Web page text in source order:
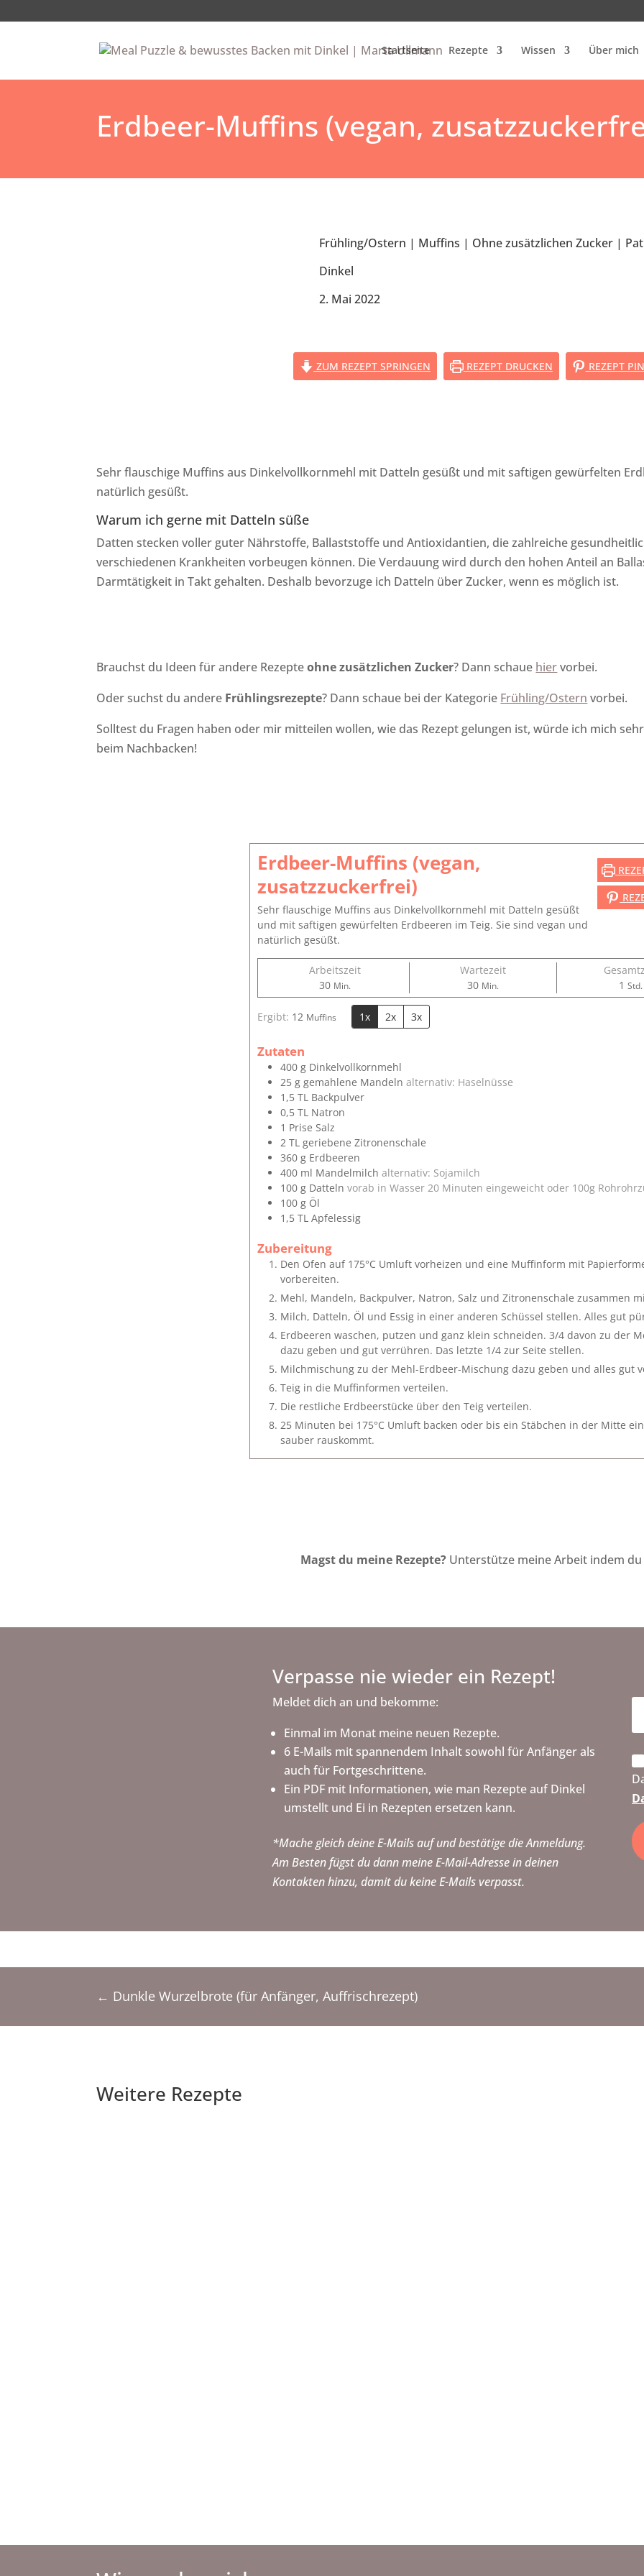
Startseite Rezepte Wissen Über mich
Erdbeer-Muffins (vegan,
Frühling/Ostern | Muffins | Ohne zusätzlichen Zucker |
Dinkel
2. Mai 2022
ZUM REZEPT SPRINGEN REZEPT DRUCKEN REZEPT
Sehr flauschige Muffins aus Dinkelvollkornmehl mit Datteln gesüßt und mit saftigen gewürfelten
natürlich gesüßt.
Warum ich gerne mit Datteln süße
Datten stecken voller guter Nährstoffe, Ballaststoffe und Antioxidantien, die zahlreiche
verschiedenen Krankheiten vorbeugen können. Die Verdauung wird durch den hohen Anteil an
Darmtätigkeit in Takt gehalten. Deshalb bevorzuge ich Datteln über Zucker, wenn es möglich ist.
Brauchst du Ideen für andere Rezepteohne zusätzlichen Zucker? Dann schaue hiervorbei.
Oder suchst du andere Frühlingsrezepte? Dann schaue bei der Kategorie Frühling/Ostern vorbei.
Solltest du Fragen haben oder mir mitteilen wollen, wie das Rezept gelungen ist, würde ich mich
beim Nachbacken!
Erdbeer-Muffins (vegan,
zusatzzuckerfrei)
Sehr flauschige Muffins aus Dinkelvollkornmehl mit Datteln gesüßt
und mit saftigen gewürfelten Erdbeeren im Teig. Sie sind vegan und
natürlich gesüßt.
Arbeitszeit
30Minuten
Min.
Wartezeit
30Minuten
Min.
1 Std.
Ergibt: 12 Muffins 1x 2x 3x
Zutaten
400 g Dinkelvollkornmehl
25 g gemahlene Mandeln alternativ: Haselnüsse
1,5 TL Backpulver
0,5 TL Natron
1 Prise Salz
2 TL geriebene Zitronenschale
360 g Erdbeeren
400 ml Mandelmilch alternativ: Sojamilch
100 g Datteln vorab in Wasser 20 Minuten eingeweicht oder 100g
100 g Öl
1,5 TL Apfelessig
Zubereitung
Den Ofen auf 175°C Umluft vorheizen und eine Muffinform mit
vorbereiten.
Mehl, Mandeln, Backpulver, Natron, Salz und Zitronenschale zusammen
Milch, Datteln, Öl und Essig in einer anderen Schüssel stellen. Alles gut
Erdbeeren waschen, putzen und ganz klein schneiden. 3/4 davon zu der
dazu geben und gut verrühren. Das letzte 1/4 zur Seite stellen.
Milchmischung zu der Mehl-Erdbeer-Mischung dazu geben und alles gut
Teig in die Muffinformen verteilen.
Die restliche Erdbeerstücke über den Teig verteilen.
25 Minuten bei 175°C Umluft backen oder bis ein Stäbchen in der Mitte
sauber rauskommt.
Magst du meine Rezepte?Unterstütze meine Arbeit indem du
Verpasse nie wieder ein Rezept!
Meldet dich an und bekomme:
Einmal im Monat meine neuen Rezepte.
6 E-Mails mit spannendem Inhalt sowohl für Anfänger als
auch für Fortgeschrittene.
Ein PDF mit Informationen, wie man Rezepte auf Dinkel
umstellt und Ei in Rezepten ersetzen kann.
*Mache gleich deine E-Mails auf und bestätige die Anmeldung.
Am Besten fügst du dann meine E-Mail-Adresse in deinen
Kontakten hinzu, damit du keine E-Mails verpasst.
← Dunkle Wurzelbrote (für Anfänger, Auffrischrezept)
Weitere Rezepte